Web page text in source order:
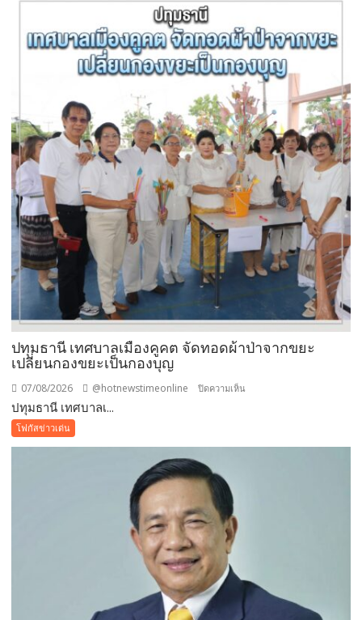
ปทุมธานี เทศบาลเมืองคูคต จัดทอดผ้าป่าจากขยะ
เปลี่ยนกองขยะเป็นกองบุญ
07/08/2026 @hotnewstimeonline ปิดความเห็น
กอง
ขยะ
ปทุมธานี เทศบาลเ...
โฟกัสข่าวเด่น